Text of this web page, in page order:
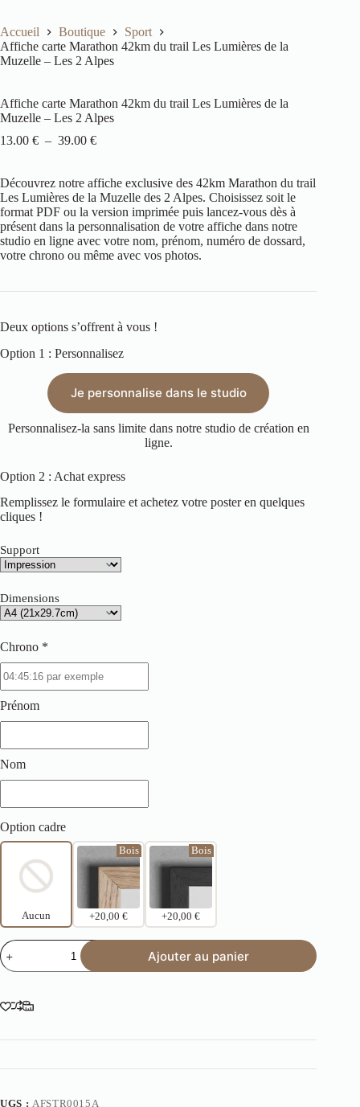
Accueil Boutique
Sport
Affiche carte Marathon 42km du trail Les Lumières de la
Muzelle – Les 2 Alpes
Affiche carte Marathon 42km du trail Les Lumières de la
Muzelle – Les 2 Alpes
13.00 € – 39.00 €
Découvrez notre affiche exclusive des 42km Marathon du trail
Les Lumières de la Muzelle des 2 Alpes. Choisissez soit le
format PDF ou la version imprimée puis lancez-vous dès à
présent dans la personnalisation de votre affiche dans notre
studio en ligne avec votre nom, prénom, numéro de dossard,
votre chrono ou même avec vos photos.
Deux options s’offrent à vous !
Option 1 : Personnalisez
Je personnalise dans le studio
Personnalisez-la sans limite dans notre studio de création en
ligne.
Option 2 : Achat express
Remplissez le formulaire et achetez votre poster en quelques
cliques !
Support
Dimensions
Chrono *
Prénom
Nom
Option cadre
Aucun
Bois
+20,00 €
Bois
+20,00 €
Ajouter au panier
UGS : AFSTR0015A